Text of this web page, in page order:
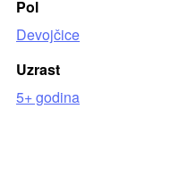
Pol
Devojčice
Uzrast
5+ godina